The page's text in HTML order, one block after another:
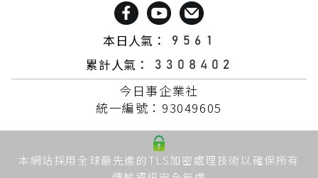
本日人氣：
累計人氣：
今日事企業社
統一編號：93049605
本網站採用全球最先進的TLS加密處理技術以確保所有